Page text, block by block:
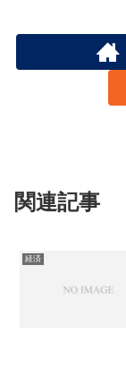
関連記事
経済